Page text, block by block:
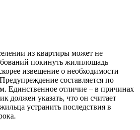
из квартиры может не
покинуть жилплощадь
извещение о необходимости
составляется по
Единственное отличие – в причинах
должен указать, что он считает
устранить последствия в